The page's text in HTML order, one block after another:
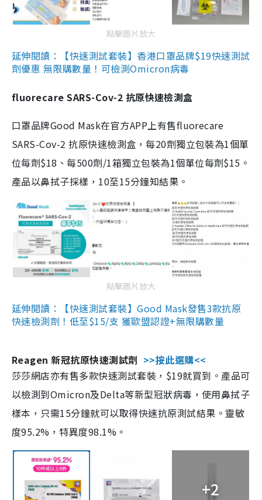
點擊圖片放大
延伸閱讀：【快速測試套裝】香港口罩品牌$19快速測試
劑優惠 無限購數量！可檢測Omicron病毒
fluorecare SARS-Cov-2 抗原快速檢測盒
口罩品牌Good Mask在官方APP上有售fluorecare
SARS-Cov-2 抗原快速檢測盒，每20劑獨立包裝為1個單
位每劑$18、每500劑/1箱獨立包裝為1個單位每劑$15。
產品以鼻拭子採樣，10至15分鐘知結果。
點擊圖片放大
延伸閱讀：【快速測試套裝】Good Mask發售3款抗原
快速檢測劑！低至$15/支 獲歐盟認證+無限購數量
Reagen 新冠抗原快速測試劑 >>按此選購<<
莎莎網店亦有售多款快速測試套裝，$19就買到。產品可
以檢測到Omicron及Delta等新型冠狀病毒，使用鼻拭子
樣本，只需15分鐘就可以取得快速抗原測試結果。靈敏
度95.2%，特異度98.1%。
+2